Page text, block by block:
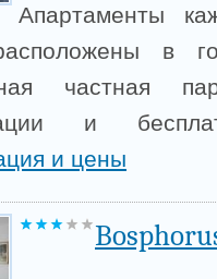
Апартаменты
в
частная
и
и цены